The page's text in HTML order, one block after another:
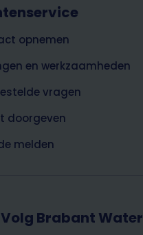
opnemen
en werkzaamheden
vragen
doorgeven
melden
Volg Brabant Water